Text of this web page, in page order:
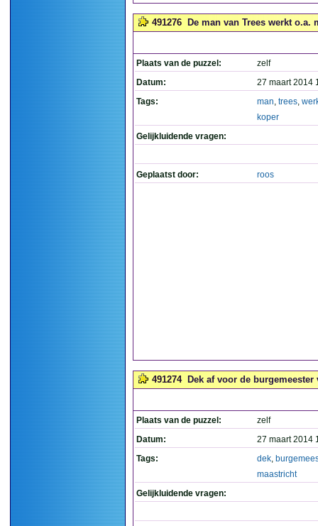
491276 De man van Trees werkt o.a.
Plaats van de puzzel:
zelf
Datum:
27 maart 2014
Tags:
man, trees,
koper
Gelijkluidende vragen:
Geplaatst door: roos
491274 Dek af voor de burgemeester
Plaats van de puzzel:
zelf
Datum:
27 maart 2014
Tags:
dek,
maastricht
Gelijkluidende vragen: